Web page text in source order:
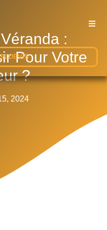
DEVIS
:
Pour Votre
?
2024